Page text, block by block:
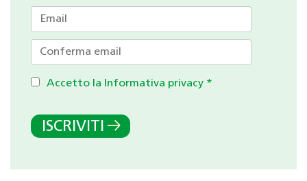
Accetto la Informativa privacy *
ISCRIVITI